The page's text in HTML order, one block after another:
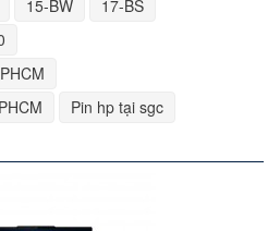
15-BW
17-BS
Pin hp tại sgc